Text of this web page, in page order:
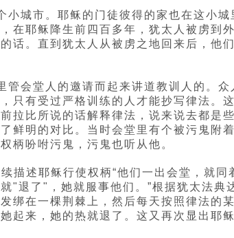
小城市。耶稣的门徒彼得的家也在这小
在耶稣降生前四百多年，犹太人被虏到
话。直到犹太人从被虏之地回来后，
管会堂人的邀请而起来讲道教训人的。
只有受过严格训练的人才能抄写律法。
拉比所说的话解释律法，说来说去都是
鲜明的对比。当时会堂里有个被污鬼附
柄吩咐污鬼，污鬼也听从他。
描述耶稣行使权柄“他们一出会堂，就
"退了"，她就服事他们。”根据犹太法
绑在一棵荆棘上，然后每天按照律法
起来，她的热就退了。这又再次显出耶